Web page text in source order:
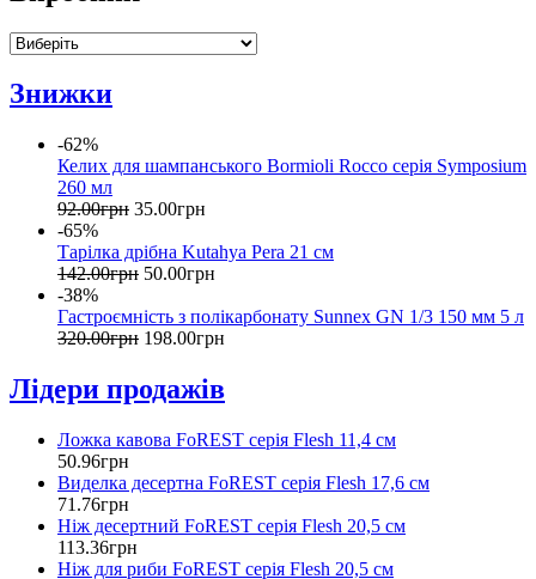
Знижки
-62%
Келих для шампанського Bormioli Rocco серія Symposium
260 мл
92.00грн 35.00грн
-65%
Тарілка дрібна Kutahya Pera 21 см
142.00грн 50.00грн
-38%
Гастроємність з полікарбонату Sunnex GN 1/3 150 мм 5 л
320.00грн 198.00грн
Лідери продажів
Ложка кавова FoREST серія Flesh 11,4 см
50.96грн
Виделка десертна FoREST серія Flesh 17,6 см
71 .76грн
Ніж десертний FoREST серія Flesh 20,5 см
113.36грн
Ніж для риби FoREST серія Flesh 20,5 см